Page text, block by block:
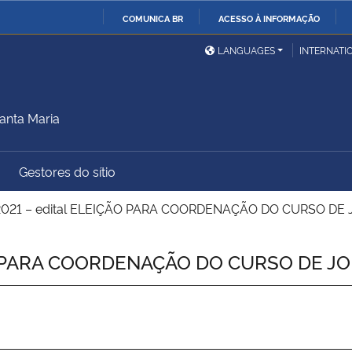
COMUNICA BR ACESSO À INFORMAÇÃO
Ministério da Defesa
Ministério das Relações
Exteriores
Ministério do
Desenvolvimento Regional
União
Advocacia-Geral da União Banco Central do Brasil
LANGUAGES
Maria
Gestores do sítio
– edital ELEIÇÃO PARA COORDENAÇÃO DO CURSO DE
COORDENAÇÃO DO CURSO DE